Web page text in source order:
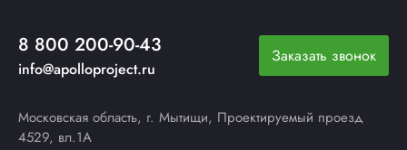
8 800 200-90-43
info@apolloproject.ru
Заказать звонок
Московская область, г. Мытищи, Проектируемый проезд
4529, вл.1А